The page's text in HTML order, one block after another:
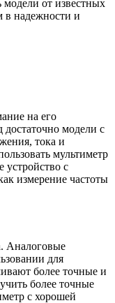
модели от известных
в надежности и
на его
модели с
тока и
мультиметр
устройство с
измерение частоты
Аналоговые
для
более точные и
более точные
с хорошей